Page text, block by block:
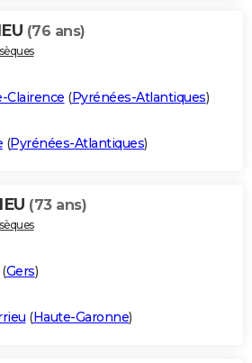
(76 ans)
Clairence (Pyrénées-Atlantiques)
(Pyrénées-Atlantiques)
(73 ans)
(Gers)
(Haute-Garonne)